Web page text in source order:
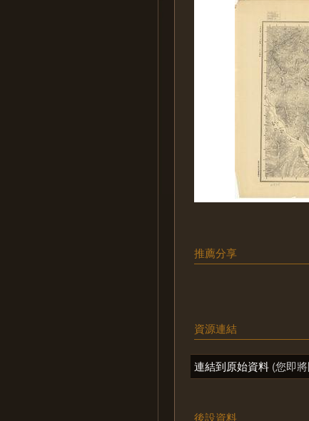
推薦分享
資源連結
連結到原始資料 (您即
後設資料